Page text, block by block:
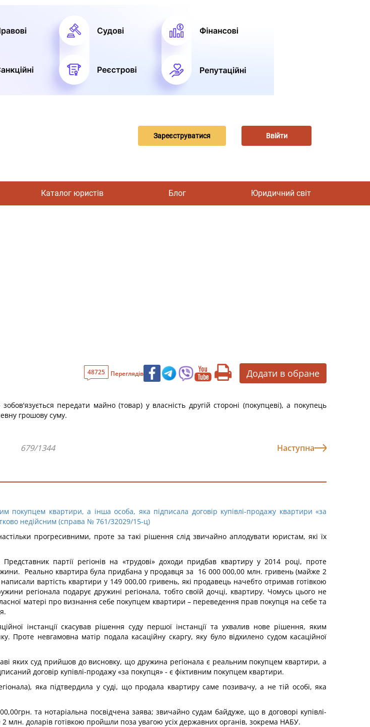
Зареєструватися Ввійти
Каталог юристів Блог Юридичний світ
48725 Переглядів Додати в обране
передати майно (товар) у власність другій стороні (покупцеві), а покупець
грошову суму.
679/1344 Наступна
покупцем квартири, а інша особа, яка підписала договір купівлі-продажу квартири «за
недійсним (справа № 761/32029/15-ц)
прогресивними, проте за такі рішення слід звичайно аплодувати юристам, які їх
партії регіонів на «трудові» доходи придбав квартиру у 2014 році, проте
Реально квартира була придбана у продавця за 16 000 000,00 млн. гривень (майже 2
вартість квартири у 149 000,00 гривень, які продавець начебто отримав готівкою
регіонала подарує дружині регіонала, тобто своїй дочці, квартиру. Чомусь цього не
матері про визнання себе покупцем квартири – переведення прав покупця на себе та
інстанції скасував рішення суду першої інстанції та ухвалив нове рішення, яким
Проте невгамовна матір подала касаційну скаргу, яку було відхилено судом касаційної
яких суд прийшов до висновку, що дружина регіонала є реальним покупцем квартири, а
договір купівлі-продажу «за покупця» - є фіктивним покупцем квартири.
яка підтвердила у суді, що продала квартиру саме позивачу, а не тій особі, яка
та нотаріальна посвідчена заява; звичайно судам байдуже, що в договорі купівлі-
млн. доларів готівкою пройшли поза увагою усіх державних органів, зокрема НАБУ.